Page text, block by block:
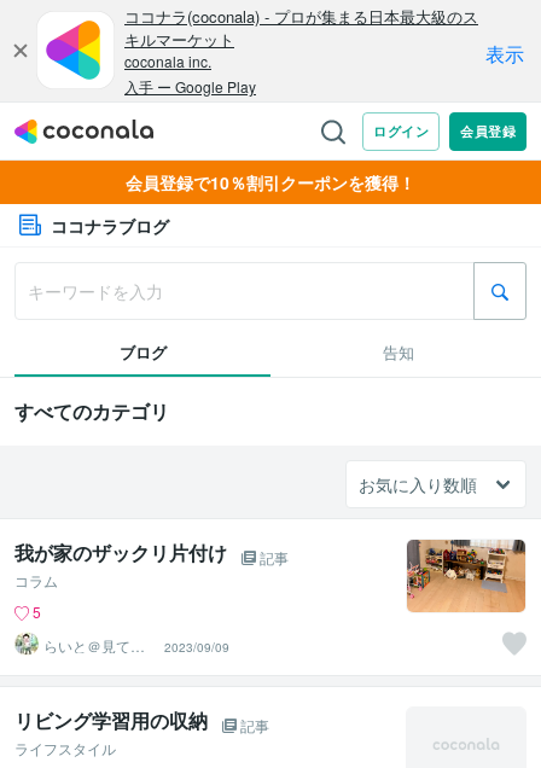
会員登録で10％割引クーポンを獲得！
ココナラブログ
ブログ 告知
すべてのカテゴリ
我が家のザックリ片付け
記事
コラム
5
らいと＠見てわ
かる片付け本
2023/09/09
リビング学習用の収納
記事
ライフスタイル